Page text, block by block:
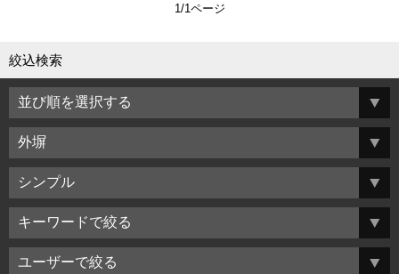
1/1ページ
絞込検索